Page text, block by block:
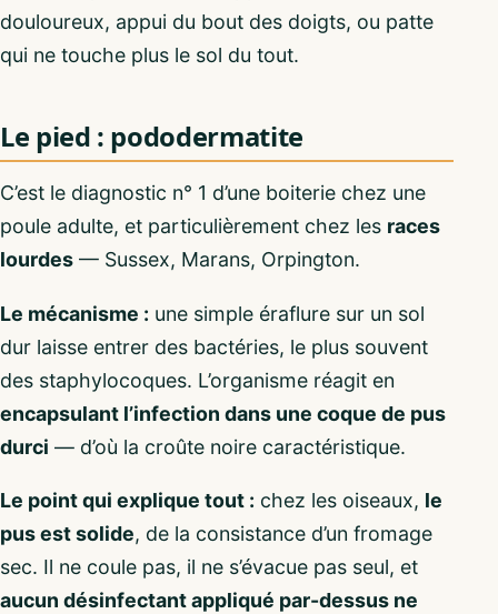
douloureux, appui du bout des doigts, ou patte
qui ne touche plus le sol du tout.
Le pied : pododermatite
C’est le diagnostic n° 1 d’une boiterie chez une
poule adulte, et particulièrement chez les races
lourdes — Sussex, Marans, Orpington.
Le mécanisme : une simple éraflure sur un sol
dur laisse entrer des bactéries, le plus souvent
des staphylocoques. L’organisme réagit en
encapsulant l’infection dans une coque de pus
durci — d’où la croûte noire caractéristique.
Le point qui explique tout : chez les oiseaux, le
pus est solide, de la consistance d’un fromage
sec. Il ne coule pas, il ne s’évacue pas seul, et
aucun désinfectant appliqué par-dessus ne